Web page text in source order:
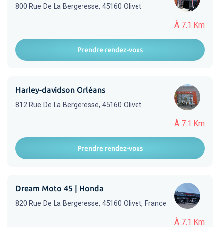
À 7.1 Km
800 Rue De La Bergeresse, 45160 Olivet
Prendre rendez-vous
À 7.1 Km
Harley-davidson Orléans
812 Rue De La Bergeresse, 45160 Olivet
Prendre rendez-vous
À 7.1 Km
Dream Moto 45 | Honda
820 Rue De La Bergeresse, 45160 Olivet, France